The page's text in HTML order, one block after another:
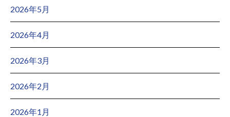
2026年5月
2026年4月
2026年3月
2026年2月
2026年1月